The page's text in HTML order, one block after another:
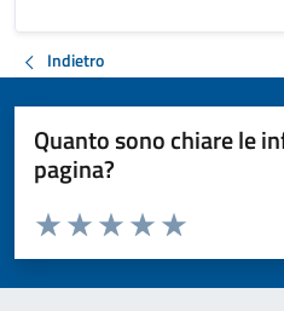
Indietro
Quanto sono chiare le
pagina?
Valuta da 1 a 5 stelle la pagina
Valuta 5 stelle
Valuta 4 stelle su 5
Valuta 3 stelle su 5
Valuta 2 stelle su 5
Valuta 1 stelle su 5